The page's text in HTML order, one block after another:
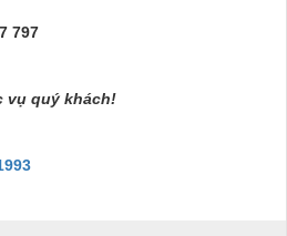
797
vụ quý khách!